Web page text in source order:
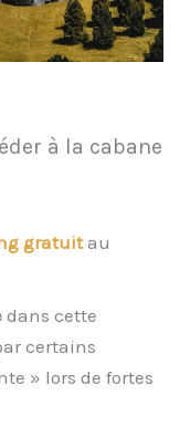
à la cabane
gratuitau
dans cette
certains
» lors de fortes